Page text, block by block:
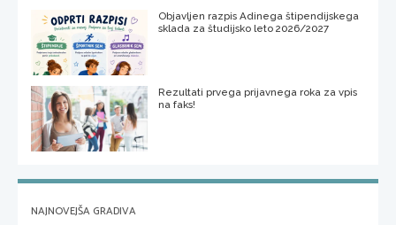
Objavljen razpis Adinega štipendijskega
sklada za študijsko leto 2026/2027
Rezultati prvega prijavnega roka za vpis
na faks!
NAJNOVEJŠA GRADIVA